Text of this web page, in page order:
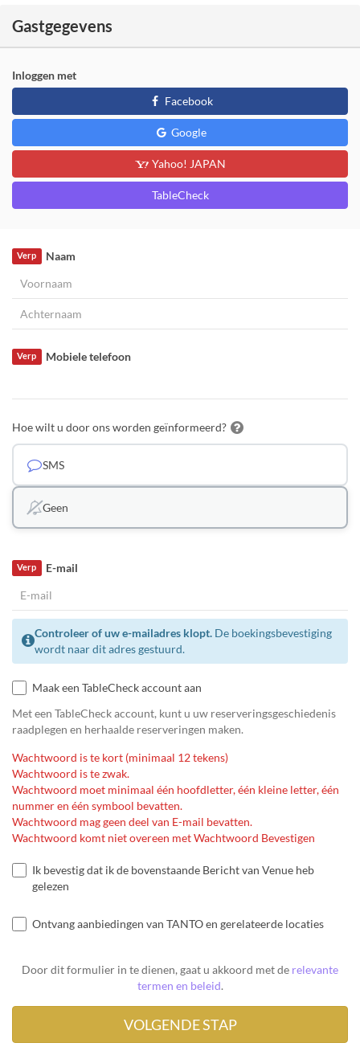
Gastgegevens
Inloggen met
Facebook
Google
Yahoo! JAPAN
TableCheck
Naam
Verp
Mobiele telefoon
Verp
Hoe wilt u door ons worden geïnformeerd?
SMS
Geen
E-mail
Verp
Controleer of uw e-mailadres klopt. De boekingsbevestiging
wordt naar dit adres gestuurd.
Maak een TableCheck account aan
Met een TableCheck account, kunt u uw reserveringsgeschiedenis
raadplegen en herhaalde reserveringen maken.
Wachtwoord is te kort (minimaal 12 tekens)
Wachtwoord is te zwak.
Wachtwoord moet minimaal één hoofdletter, één kleine letter, één
nummer en één symbool bevatten.
Wachtwoord mag geen deel van E-mail bevatten.
Wachtwoord komt niet overeen met Wachtwoord Bevestigen
Ik bevestig dat ik de bovenstaande Bericht van Venue heb
gelezen
Ontvang aanbiedingen van TANTO en gerelateerde locaties
Door dit formulier in te dienen, gaat u akkoord met de relevante
termen en beleid.